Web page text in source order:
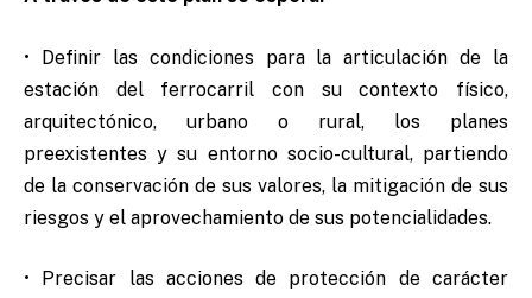
• Definir las condiciones para la articulación de la
estación del ferrocarril con su contexto físico,
arquitectónico, urbano o rural, los planes
preexistentes y su entorno socio-cultural, partiendo
de la conservación de sus valores, la mitigación de sus
riesgos y el aprovechamiento de sus potencialidades.
• Precisar las acciones de protección de carácter